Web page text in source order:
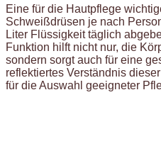
Eine für die Hautpflege
Schweißdrüsen je nach
Liter Flüssigkeit täglich
Funktion hilft nicht nur, die
sondern sorgt auch für eine
reflektiertes Verständnis
für die Auswahl geeigneter